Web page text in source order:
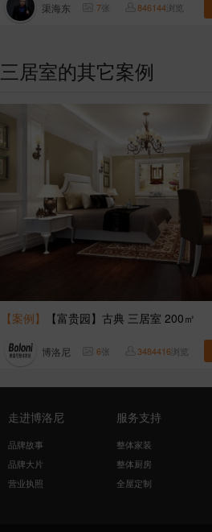
渠海东 7张 846144浏览
三居室的其它案例
【案例】 【富贵园】古典 三居室 200㎡
博洛尼 6张 3484416浏览
走进博洛尼
品牌故事
品牌大片
营业执照
服务支持
整体家装
整体厨房
全屋定制